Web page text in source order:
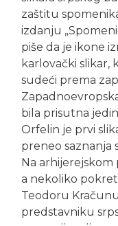
zaštitu
izdanju
piše da je ikone
karlovački slikar,
sudeći prema
bila prisutna
Orfelin je prvi
preneo saznanja
Na arhijerejskom
a nekoliko
Teodoru
predstavniku